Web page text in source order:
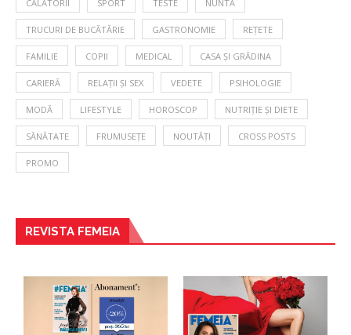
CĂLĂTORII SPORT TESTE NUNTĂ
TRUCURI DE BUCĂTĂRIE GASTRONOMIE REȚETE
FAMILIE COPII MEDICAL CASA ȘI GRĂDINA
CARIERĂ RELAȚII ȘI SEX VEDETE PSIHOLOGIE
MODĂ LIFESTYLE HOROSCOP NUTRIȚIE ȘI DIETE
SĂNĂTATE FRUMUSEȚE NOUTĂȚI CROSS POSTS
PROMO
REVISTA FEMEIA